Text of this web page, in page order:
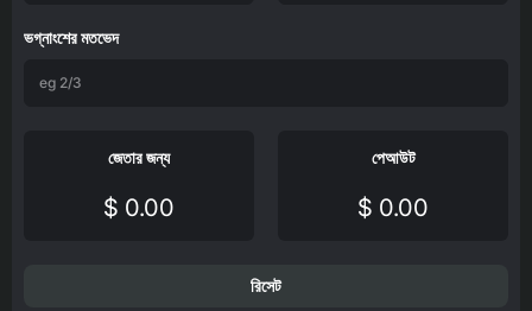
ভগ্নাংশের মতভেদ
জেতার জন্য
$ 0.00
পেআউট
$ 0.00
রিসেট